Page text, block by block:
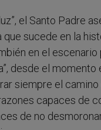
el Santo Padre
que sucede en la
en el escenario
desde el momento
siempre el
capaces de
de no